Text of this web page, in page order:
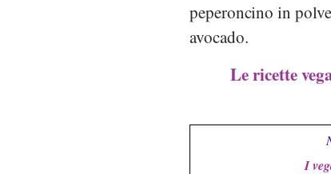
peperoncino in
avocado.
Le ricette
I